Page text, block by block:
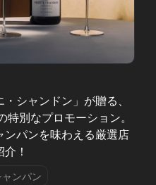
シャンドン」が贈る、
特別なプロモーション。
ンパンを味わえる厳選店
！
ンパン